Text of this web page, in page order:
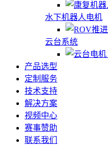
水下机器人电机
云台系统
产品选型
定制服务
技术支持
解决方案
视频中心
赛事赞助
联系我们